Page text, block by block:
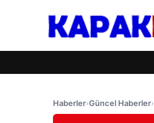
Haberler›Güncel Haberler›